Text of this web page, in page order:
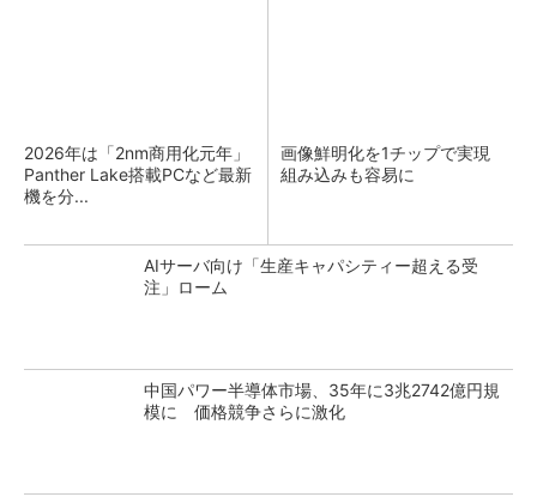
2026年は「2nm商用化元年」
Panther Lake搭載PCなど最新
機を分...
画像鮮明化を1チップで実現
組み込みも容易に
AIサーバ向け「生産キャパシティー超える受
注」ローム
中国パワー半導体市場、35年に3兆2742億円規
模に 価格競争さらに激化